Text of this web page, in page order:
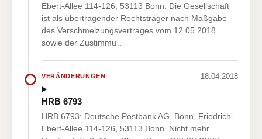
Ebert-Allee 114-126, 53113 Bonn. Die Gesellschaft
ist als übertragender Rechtsträger nach Maßgabe
des Verschmelzungsvertrages vom 12.05.2018
sowie der Zustimmu…
VERÄNDERUNGEN 18.04.2018
HRB 6793
HRB 6793: Deutsche Postbank AG, Bonn, Friedrich-
Ebert-Allee 114-126, 53113 Bonn. Nicht mehr